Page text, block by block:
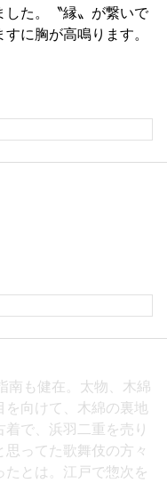
した。〝縁〟が繋いで
に胸が高鳴ります。
南も健在。太物、木綿
向けて、木綿の裏地
で、浜羽二重を売り
思ってた歌舞伎の方々
とは。江戸で惣次を